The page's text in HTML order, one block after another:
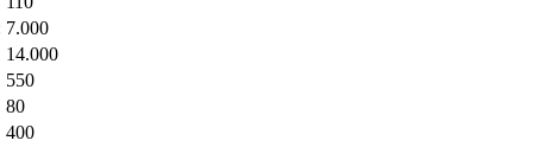
7.000
14.000
550
80
400